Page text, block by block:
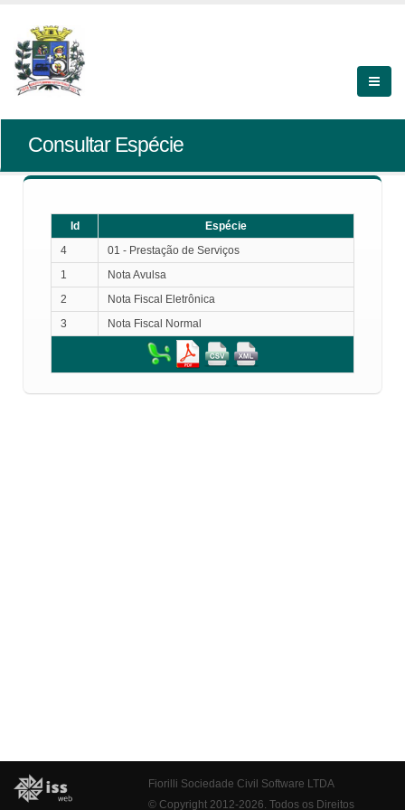
Consultar Espécie
Id
Espécie
4
01 - Prestação de Serviços
1
Nota Avulsa
2
Nota Fiscal Eletrônica
3
Nota Fiscal Normal
Fiorilli Sociedade Civil Software LTDA
© Copyright 2012-2026. Todos os Direitos